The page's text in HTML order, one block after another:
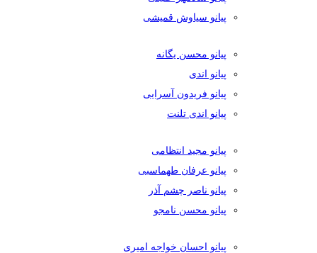
پیانو سیاوش قمیشی
پیانو محسن یگانه
پیانو اندی
پیانو فریدون آسرایی
پیانو اندی تلنت
پیانو مجید انتظامی
پیانو عرفان طهماسبی
پیانو ناصر چشم آذر
پیانو محسن نامجو
پیانو احسان خواجه امیری